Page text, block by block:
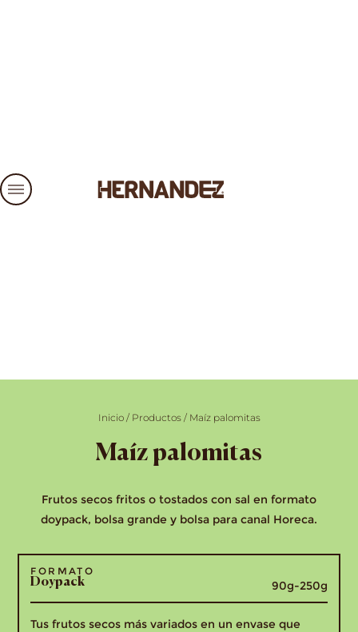
Inicio/ Productos/ Maíz palomitas
Maíz palomitas
Frutos secos fritos o tostados con sal en formato
doypack, bolsa grande y bolsa para canal Horeca.
FORMATO
Doypack 90g-250g
Tus frutos secos más variados en un envase que